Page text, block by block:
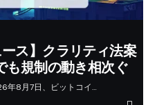
ス】クラリティ法案
も規制の動き相次ぐ
年8月7日、ビットコイ…